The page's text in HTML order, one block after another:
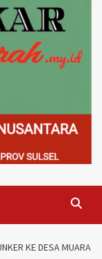
KE DESA MUARA